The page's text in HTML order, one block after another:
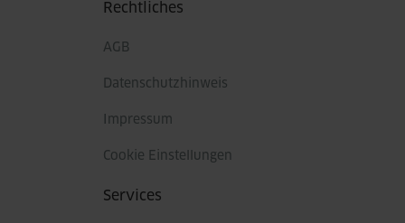
Rechtliches
AGB
Datenschutzhinweis
Impressum
Cookie Einstellungen
Services